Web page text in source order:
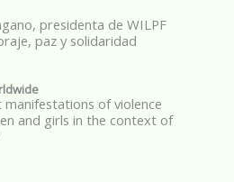
presidenta de WILPF
paz y solidaridad
of violence
and girls in the context of